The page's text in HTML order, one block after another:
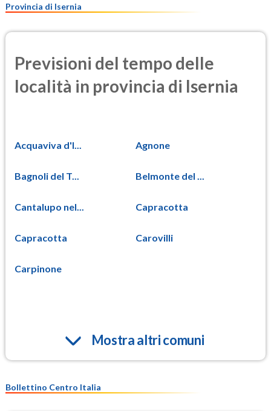
Provincia di Isernia
Previsioni del tempo delle
località in provincia di Isernia
Acquaviva d'I... Agnone
Bagnoli del T... Belmonte del ...
Cantalupo nel... Capracotta
Capracotta Carovilli
Carpinone
Mostra altri comuni
Bollettino Centro Italia